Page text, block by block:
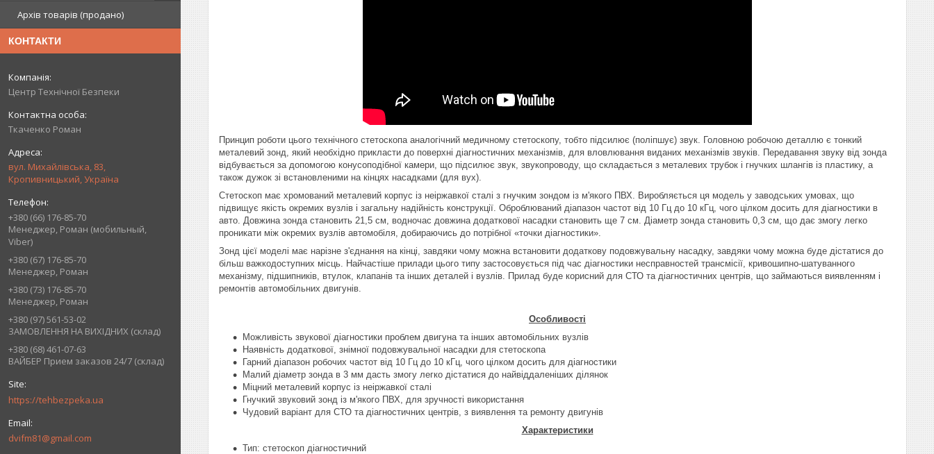
Архів товарів (продано)
КОНТАКТИ
Центр Технічної Безпеки
Ткаченко Роман
вул. Михайлівська, 83,
Кропивницький, Україна
+380 (66) 176-85-70
Менеджер, Роман (мобильный,
Viber)
+380 (67) 176-85-70
Менеджер, Роман
+380 (73) 176-85-70
Менеджер, Роман
+380 (97) 561-53-02
ЗАМОВЛЕННЯ НА ВИХІДНИХ (склад)
+380 (68) 461-07-63
ВАЙБЕР Прием заказов 24/7 (склад)
https://tehbezpeka.ua
dvifm81@gmail.com
Принцип роботи цього технічного стетоскопа аналогічний медичному стетоскопу, тобто підсилює (поліпшує) звук. Головною робочою деталлю є тонкий
металевий зонд, який необхідно прикласти до поверхні діагностичних механізмів, для вловлювання виданих механізмів звуків. Передавання звуку від зонда
відбувається за допомогою конусоподібної камери, що підсилює звук, звукопроводу, що складається з металевих трубок і гнучких шлангів із пластику, а
також дужок зі встановленими на кінцях насадками (для вух).
Стетоскоп має хромований металевий корпус із неіржавкої сталі з гнучким зондом із м'якого ПВХ. Виробляється ця модель у заводських умовах, що
підвищує якість окремих вузлів і загальну надійність конструкції. Оброблюваний діапазон частот від 10 Гц до 10 кГц, чого цілком досить для діагностики в
авто. Довжина зонда становить 21,5 см, водночас довжина додаткової насадки становить ще 7 см. Діаметр зонда становить 0,3 см, що дає змогу легко
проникати між окремих вузлів автомобіля, добираючись до потрібної «точки діагностики».
Зонд цієї моделі має нарізне з'єднання на кінці, завдяки чому можна встановити додаткову подовжувальну насадку, завдяки чому можна буде дістатися до
більш важкодоступних місць. Найчастіше прилади цього типу застосовується під час діагностики несправностей трансмісії, кривошипно-шатуванного
механізму, підшипників, втулок, клапанів та інших деталей і вузлів. Прилад буде корисний для СТО та діагностичних центрів, що займаються виявленням і
ремонтів автомобільних двигунів.
Особливості
Можливість звукової діагностики проблем двигуна та інших автомобільних вузлів
Наявність додаткової, знімної подовжувальної насадки для стетоскопа
Гарний діапазон робочих частот від 10 Гц до 10 кГц, чого цілком досить для діагностики
Малий діаметр зонда в 3 мм дасть змогу легко дістатися до найвіддаленіших ділянок
Міцний металевий корпус із неіржавкої сталі
Гнучкий звуковий зонд із м'якого ПВХ, для зручності використання
Чудовий варіант для СТО та діагностичних центрів, з виявлення та ремонту двигунів
Характеристики
Тип: стетоскоп діагностичний